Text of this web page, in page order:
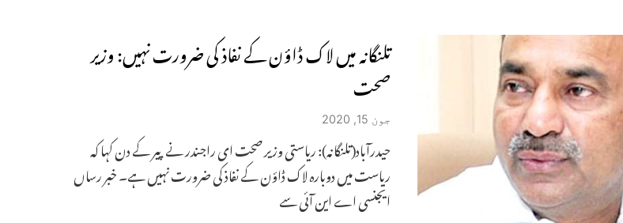
تلنگانہ میں لاک ڈاؤن کے نفاذ کی ضرورت نہیں: وزیر
صحت
جون 15, 2020
حیدرآباد(تلنگانہ): ریاستی وزیر صحت ای راجندر نے پیر کے دن کہا کہ
ریاست میں دوبارہ لاک ڈاؤن کے نفاذ کی ضرورت نہیں ہے۔ خبر رساں
ایجنسی اے این آئی سے